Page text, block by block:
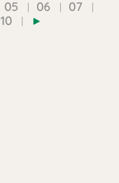
05 06
07
10